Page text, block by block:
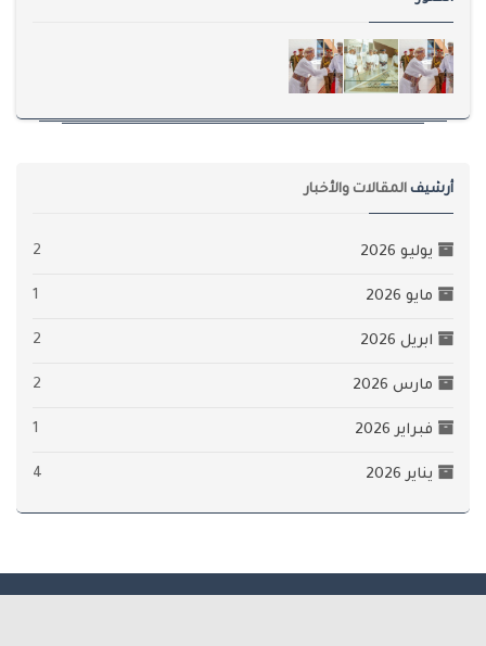
أرشيف المقالات والأخبار
يوليو 2026 2
مايو 2026 1
ابريل 2026 2
مارس 2026 2
فبراير 2026 1
يناير 2026 4